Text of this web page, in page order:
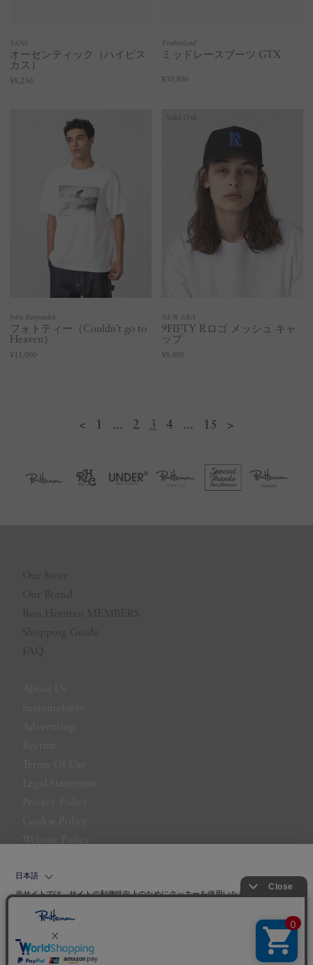
VANS
オーセンティック（ハイビス
カス）
¥8,250
Timberland
ミッドレースブーツ GTX
¥30,800
John Respondek
フォトティー（Couldn’t go to
Heaven）
¥11,000
Sold Out
NEW ERA
9FIFTY Rロゴ メッシュ キャ
ップ
¥8,800
< 1 ... 2 3 4 ... 15 >
日本語
当サイトでは、サイトの利便性向上のためにクッキーを使用いたします。ボタン
ーの使用に同意したことになります。クッキーを通じて収集する情報には「お客
クッキーポリシ
ー
をご確認ください。